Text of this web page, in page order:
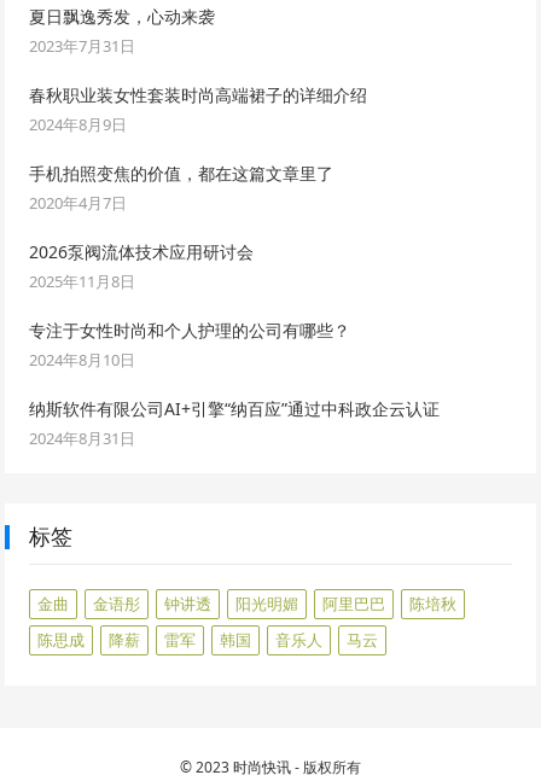
夏日飘逸秀发，心动来袭
2023年7月31日
春秋职业装女性套装时尚高端裙子的详细介绍
2024年8月9日
手机拍照变焦的价值，都在这篇文章里了
2020年4月7日
2026泵阀流体技术应用研讨会
2025年11月8日
专注于女性时尚和个人护理的公司有哪些？
2024年8月10日
纳斯软件有限公司AI+引擎“纳百应”通过中科政企云认证
2024年8月31日
标签
金曲 金语彤 钟讲透 阳光明媚 阿里巴巴
陈培秋
陈思成
降薪 雷军 韩国 音乐人 马云
© 2023时尚快讯- 版权所有